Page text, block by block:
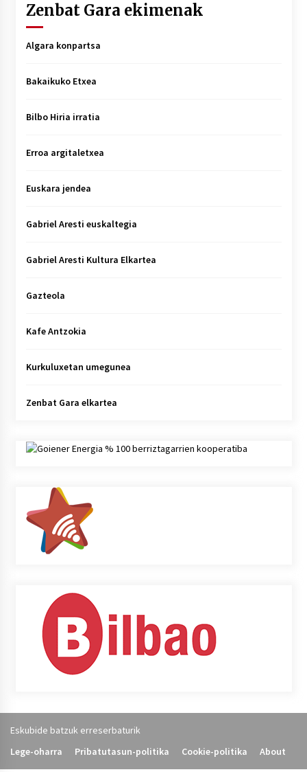
Zenbat Gara ekimenak
Algara konpartsa
Bakaikuko Etxea
Bilbo Hiria irratia
Erroa argitaletxea
Euskara jendea
Gabriel Aresti euskaltegia
Gabriel Aresti Kultura Elkartea
Gazteola
Kafe Antzokia
Kurkuluxetan umegunea
Zenbat Gara elkartea
Eskubide batzuk erreserbaturik
Lege-oharra
Pribatutasun-politika Cookie-politika About